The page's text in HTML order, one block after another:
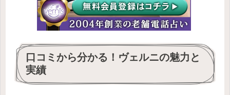
口コミから分かる！ヴェルニの魅力と
実績